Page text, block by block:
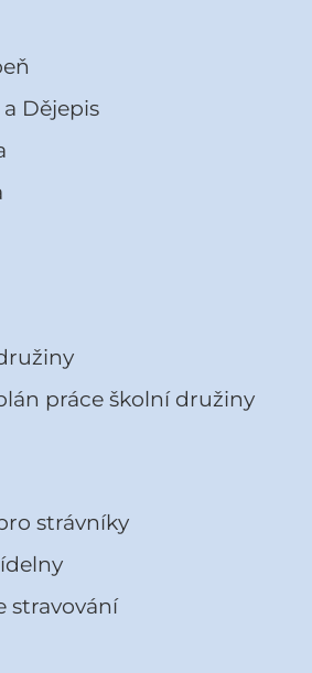
a Dějepis
práce školní družiny
strávníky
stravování